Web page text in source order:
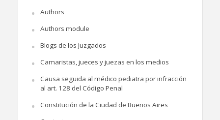
Authors
Authors module
Blogs de los Juzgados
Camaristas, jueces y juezas en los medios
Causa seguida al médico pediatra por infracción
al art. 128 del Código Penal
Constitución de la Ciudad de Buenos Aires